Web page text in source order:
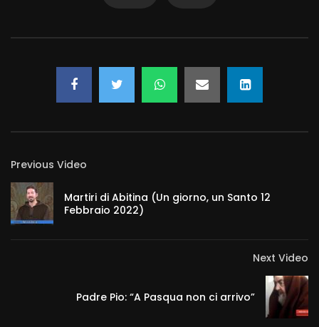
Previous Video
Martiri di Abitina (Un giorno, un Santo 12
Febbraio 2022)
Next Video
Padre Pio: “A Pasqua non ci arrivo”